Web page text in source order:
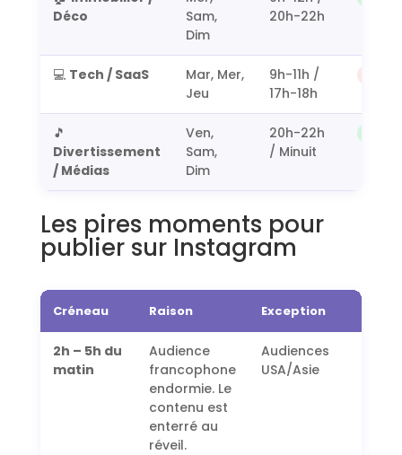
Déco
Sam,
Dim
20h-22h
💻 Tech / SaaS
Mar, Mer,
Jeu
9h-11h /
17h-18h
🎵
Divertissement
/ Médias
Ven,
Sam,
Dim
20h-22h
/ Minuit
Les pires moments pour
publier sur Instagram
Créneau Raison Exception
2h – 5h du
matin
Audience
francophone
endormie. Le
contenu est
enterré au
réveil.
Audiences
USA/Asie